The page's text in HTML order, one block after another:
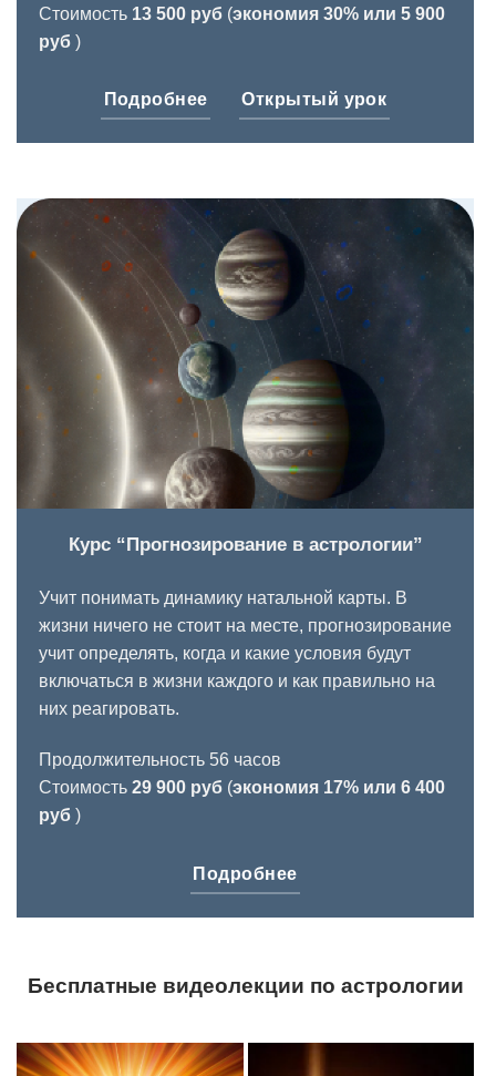
Стоимость 13 500 руб (экономия 30% или 5 900
руб )
Подробнее Открытый урок
Курс “Прогнозирование в астрологии”
Учит понимать динамику натальной карты. В
жизни ничего не стоит на месте, прогнозирование
учит определять, когда и какие условия будут
включаться в жизни каждого и как правильно на
них реагировать.
Продолжительность 56 часов
Стоимость 29 900 руб (экономия 17% или 6 400
руб )
Подробнее
Бесплатные видеолекции по астрологии